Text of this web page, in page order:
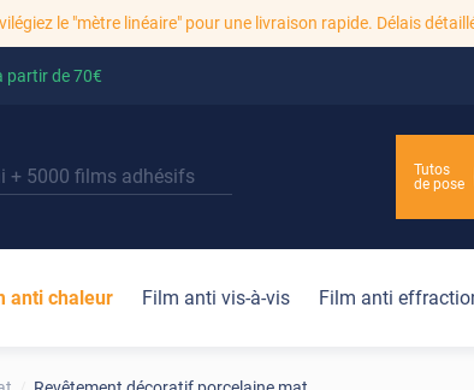
le "mètre linéaire" pour une livraison rapide. Délais
partir de70€
Tutos
de pose
anti chaleur Film anti vis-à-vis Film anti